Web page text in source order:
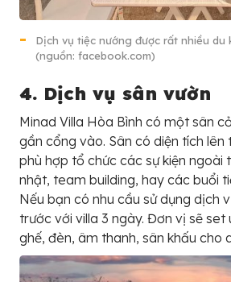
Dịch vụ tiệc nướng được rất nhiều du
(nguồn: facebook.com)
4. Dịch vụ sân vườn
Minad Villa Hòa Bình có một sân
gần cổng vào. Sân có diện tích lên
phù hợp tổ chức các sự kiện ngoài
nhật, team building, hay các buổi
Nếu bạn có nhu cầu sử dụng dịch
trước với villa 3 ngày. Đơn vị sẽ set
ghế, đèn, âm thanh, sân khấu cho